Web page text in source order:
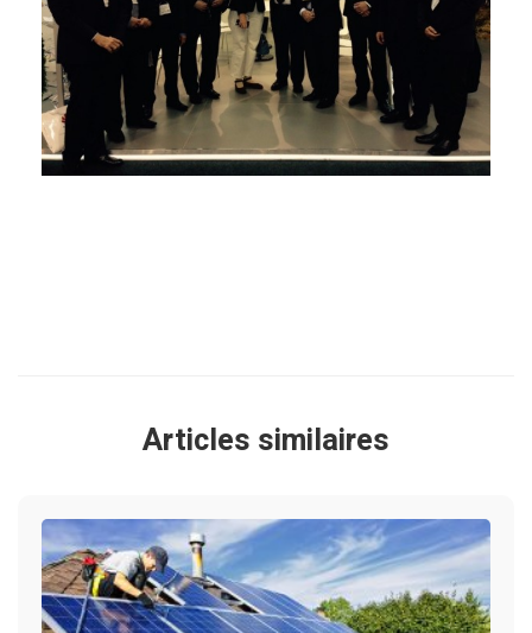
Articles similaires